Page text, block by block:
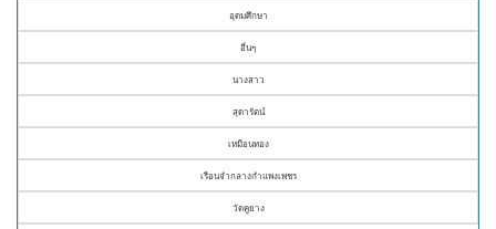
อุดมศึกษา
อื่นๆ
นางสาว
สุดารัตน์
เหมือนทอง
เรือนจำกลางกำแพงเพชร
วัดคูยาง